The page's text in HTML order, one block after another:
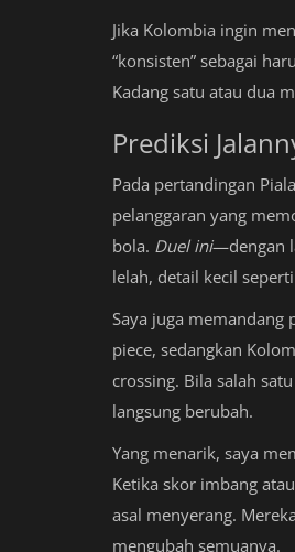
Jika Kolombia ingin
“konsisten” sebagai
Kadang satu atau dua
Prediksi
Pada pertandingan
pelanggaran yang
bola. Duel ini—dengan
lelah, detail kecil
Saya juga memandang
piece, sedangkan
crossing. Bila salah
langsung berubah.
Yang menarik, saya
Ketika skor imbang
asal menyerang.
mengubah semuanya.